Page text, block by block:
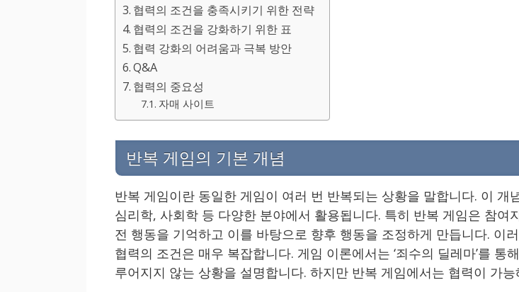
협력의 조건을 충족시키기 위한 전략
협력의 조건을 강화하기 위한 표
협력 강화의 어려움과 극복 방안
Q&A
협력의 중요성
자매 사이트
반복 게임의 기본 개념
반복 게임이란 동일한 게임이 여러 번 반복되는 상황을 말합니다. 이 개
심리학, 사회학 등 다양한 분야에서 활용됩니다. 특히 반복 게임은 참여
전 행동을 기억하고 이를 바탕으로 향후 행동을 조정하게 만듭니다. 이
협력의 조건은 매우 복잡합니다. 게임 이론에서는 ‘죄수의 딜레마’를 통
루어지지 않는 상황을 설명합니다. 하지만 반복 게임에서는 협력이 가능